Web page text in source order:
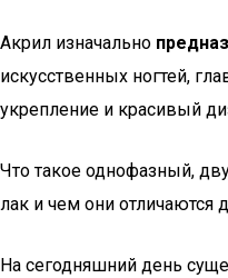
Акрил изначально
искусственных ногтей,
укрепление и красивый
Что такое однофазный,
лак и чем они отличаются
На сегодняшний день